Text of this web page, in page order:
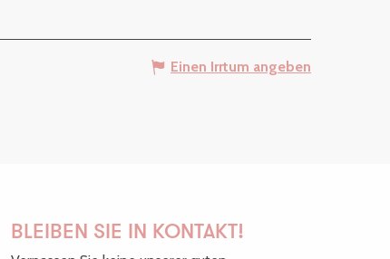
Einen Irrtum angeben
BLEIBEN SIE IN KONTAKT!